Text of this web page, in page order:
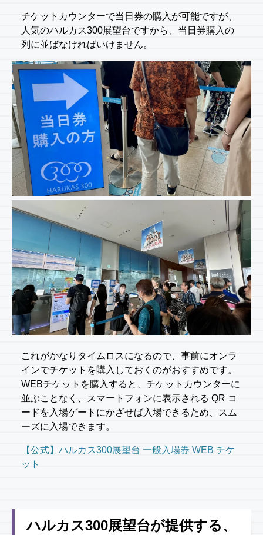
チケットカウンターで当日券の購入が可能ですが、
人気のハルカス300展望台ですから、当日券購入の
列に並ばなければいけません。
これがかなりタイムロスになるので、事前にオンラ
インでチケットを購入しておくのがおすすめです。
WEBチケットを購入すると、チケットカウンターに
並ぶことなく、スマートフォンに表示される QR コ
ードを入場ゲートにかざせば入場できるため、スム
ーズに入場できます。
【公式】ハルカス300展望台 一般入場券 WEB チケ
ット
ハルカス300展望台が提供する、